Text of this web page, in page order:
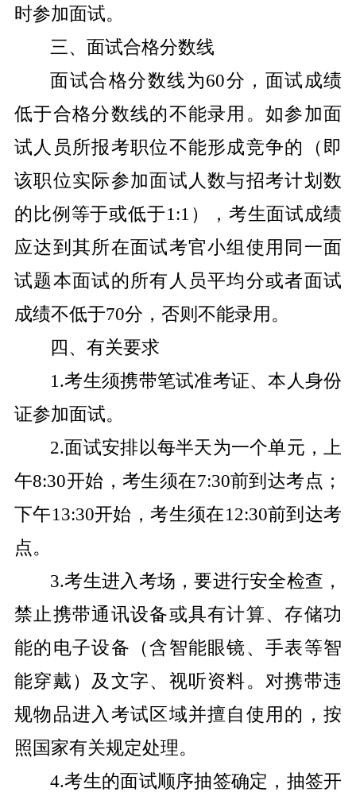
时参加面试。
三、面试合格分数线
面试合格分数线为60分，面试成绩
低于合格分数线的不能录用。如参加面
试人员所报考职位不能形成竞争的（即
该职位实际参加面试人数与招考计划数
的比例等于或低于1:1 ），考生面试成绩
应达到其所在面试考官小组使用同一面
试题本面试的所有人员平均分或者面试
成绩不低于70分，否则不能录用。
四、有关要求
1.考生须携带笔试准考证、本人身份
证参加面试。
2.面试安排以每半天为一个单元，上
午8:30开始，考生须在7:30前到达考点；
下午13:30开始，考生须在12:30前到达考
点。
3.考生进入考场，要进行安全检查，
禁止携带通讯设备或具有计算、存储功
能的电子设备（含智能眼镜、手表等智
能穿戴）及文字、视听资料。对携带违
规物品进入考试区域并擅自使用的，按
照国家有关规定处理。
4.考生的面试顺序抽签确定，抽签开